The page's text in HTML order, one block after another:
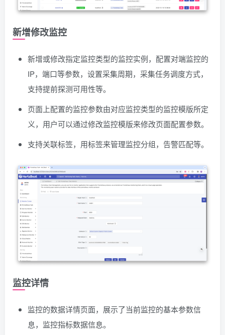
新增修改监控
新增或修改指定监控类型的监控实例，配置对端监控的
IP，端口等参数，设置采集周期，采集任务调度方式，
支持提前探测可用性等。
页面上配置的监控参数由对应监控类型的监控模版所定
义，用户可以通过修改监控模版来修改页面配置参数。
支持关联标签，用标签来管理监控分组，告警匹配等。
监控详情
监控的数据详情页面，展示了当前监控的基本参数信
息，监控指标数据信息。